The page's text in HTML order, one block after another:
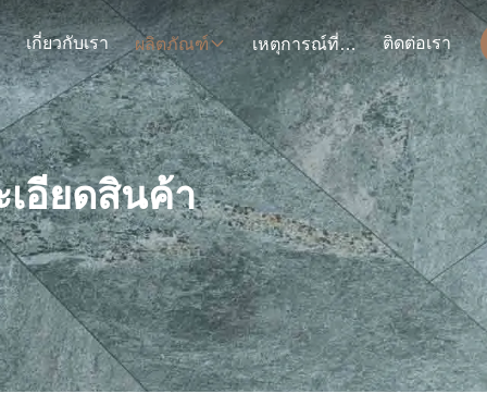
เกี่ยวกับเรา ผลิตภัณฑ์ เหตุการณ์ที่เกิดขึ้น ติดต่อเรา
เอียดสินค้า